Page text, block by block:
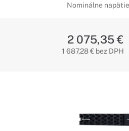
Nominálne
2 075,35 €
1 687,28 € bez DPH